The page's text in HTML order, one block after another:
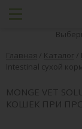
Главная / Каталог /
Intestinal сухой
MONGE VET
КОШЕК ПРИ